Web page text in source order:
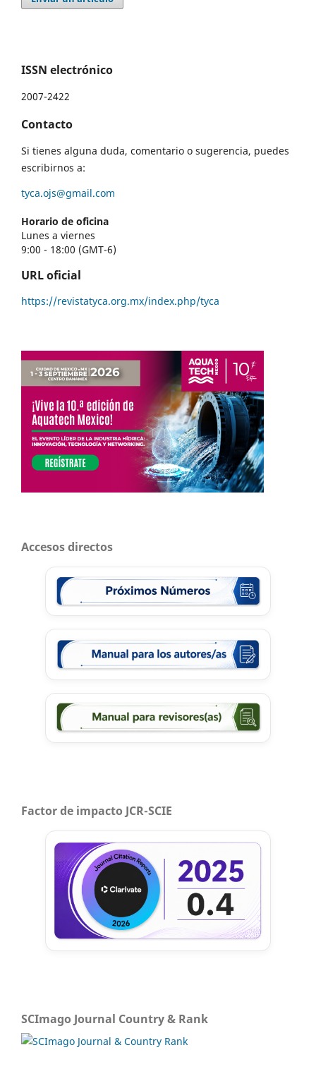
ISSN electrónico
2007-2422
Contacto
Si tienes alguna duda, comentario o sugerencia, puedes
escribirnos a:
tyca.ojs@gmail.com
Horario de oficina
Lunes a viernes
9:00 - 18:00 (GMT-6)
URL oficial
https://revistatyca.org.mx/index.php/tyca
Accesos directos
Factor de impacto JCR-SCIE
SCImago Journal Country & Rank